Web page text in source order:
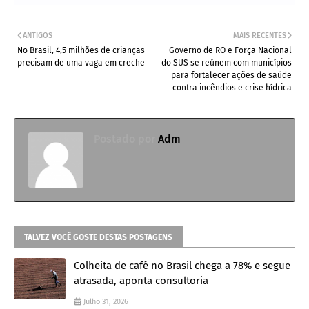
MAIS RECENTES
Governo de RO e Força Nacional
do SUS se reúnem com municípios
para fortalecer ações de saúde
contra incêndios e crise hídrica
ANTIGOS
No Brasil, 4,5 milhões de crianças
precisam de uma vaga em creche
Adm
TALVEZ VOCÊ GOSTE DESTAS POSTAGENS
Colheita de café no Brasil chega a 78% e segue
atrasada, aponta consultoria
Julho 31, 2026